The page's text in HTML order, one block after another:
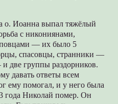
о. Иоанна выпал тяжёлый
с никониянами,
— их было 5
спасовцы, странники —
две группы раздорников.
давать ответы всем
ему помогал, и у него была
года Николай помер. Он